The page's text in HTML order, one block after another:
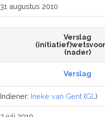
31 augustus 2010
Verslag
(nader)
Verslag
Indiener: Ineke van Gent (GL)